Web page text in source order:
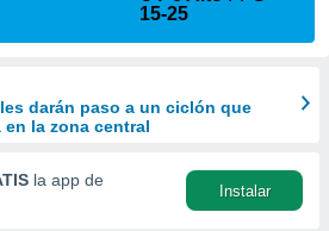
15-25
darán paso a un ciclón que
la zona central
la app de
Instalar